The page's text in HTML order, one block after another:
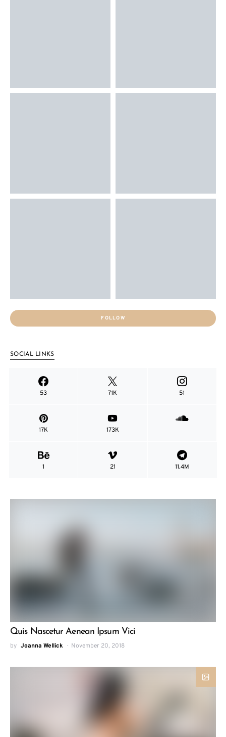
FOLLOW
SOCIAL LINKS
53 71K 51
17K 173K
1 21 11.4M
Quis Nascetur Aenean Ipsum Vici
by Joanna Wellick November 20, 2018